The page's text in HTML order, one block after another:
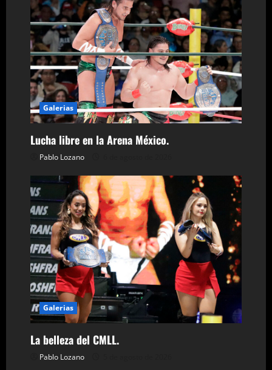
c
i
ó
n
d
e
n
t
r
a
d
a
s
Galerias
Lucha libre en la Arena México.
Pablo Lozano
Galerias
La belleza del CMLL.
Pablo Lozano